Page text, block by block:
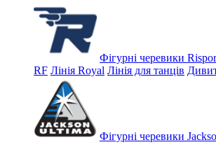
Фігурні черевики
RF Лінія Royal Лінія для танців
Фігурні черевики